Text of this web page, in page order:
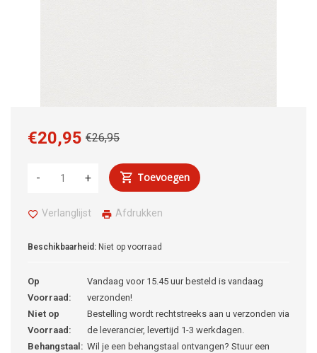
€26,95
€20,95
+
- Toevoegen
Verlanglijst Afdrukken
Beschikbaarheid: Niet op voorraad
Op
Voorraad:
Vandaag voor 15.45 uur besteld is vandaag
verzonden!
Niet op
Voorraad:
Bestelling wordt rechtstreeks aan u verzonden via
de leverancier, levertijd 1-3 werkdagen.
Behangstaal: Wil je een behangstaal ontvangen? Stuur een